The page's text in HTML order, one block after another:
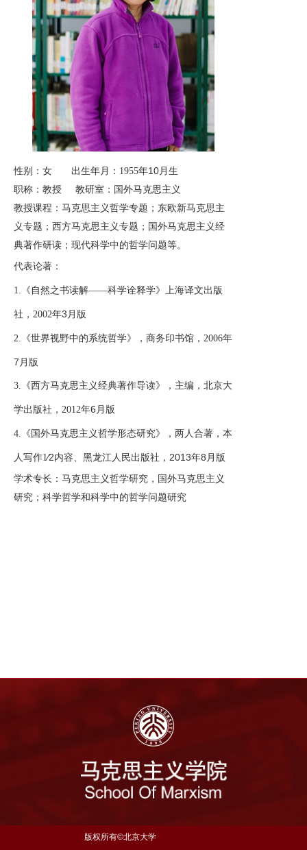
性别：女 出生年月：1955年10月生
职称：教授 教研室：国外马克思主义
教授课程：马克思主义哲学专题；东欧新马克思主
义专题；西方马克思主义专题；国外马克思主义经
典著作研读；现代科学中的哲学问题等。
代表论著：
1. 《自然之书读解——科学诠释学》上海译文出版
社，2002年3月版
2. 《世界视野中的系统哲学》，商务印书馆，2006年
7月版
3. 《西方马克思主义经典著作导读》，主编，北京大
学出版社，2012年6月版
4. 《国外马克思主义哲学形态研究》，两人合著，本
人写作1∕2内容、黑龙江人民出版社，2013年8月版
学术专长：马克思主义哲学研究，国外马克思主义
研究；科学哲学和科学中的哲学问题研究
版权所有©北京大学